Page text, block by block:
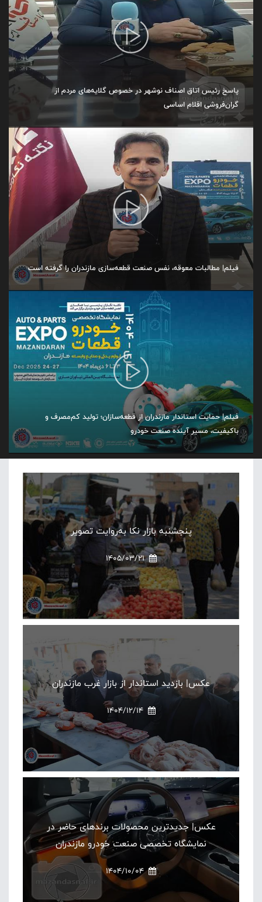
پاسخ رئیس اتاق اصناف نوشهر در خصوص گلایه‌های مردم از
گران‌فروشی اقلام اساسی
فیلم| مطالبات معوقه، نفس صنعت قطعه‌سازی مازندران را گرفته است
فیلم| حمایت استاندار مازندران از قطعه‌سازان؛ تولید کم‌مصرف و
باکیفیت، مسیر آینده صنعت خودرو
پنجشنبه بازار نکا به‌روایت تصویر
1405/03/21
عکس| بازدید استاندار از بازار غرب مازندران
1404/12/14
عکس| جدیدترین محصولات برندهای حاضر در
نمایشگاه تخصصی صنعت خودرو مازندران
1404/10/04